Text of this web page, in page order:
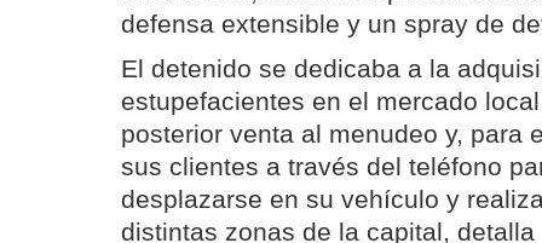
defensa extensible y un spray de
El detenido se dedicaba a la
estupefacientes en el mercado
posterior venta al menudeo y, para
sus clientes a través del teléfono
desplazarse en su vehículo y
distintas zonas de la capital, detalla